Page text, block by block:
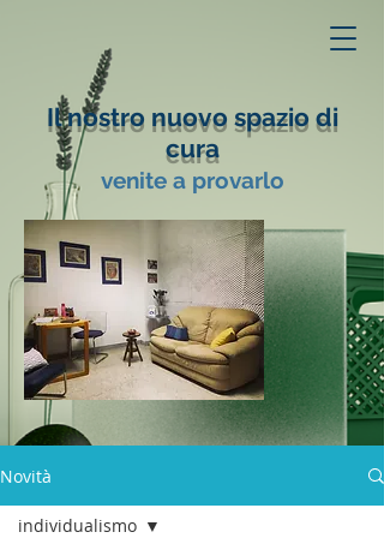
Il nostro nuovo spazio di
cura
venite a provarlo
Novità
individualismo